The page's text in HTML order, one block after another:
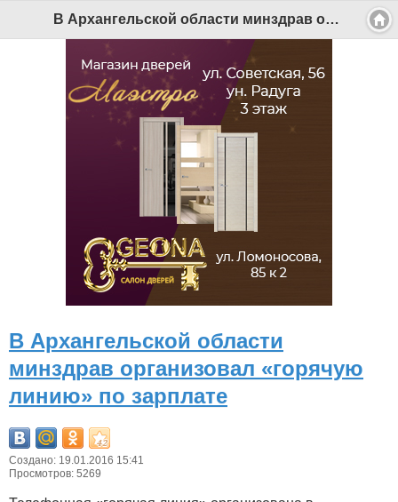
В Архангельской области минздрав организовал «горячую линию» по зарплате - Беломорканал Северодвинск tv29.ru
В Архангельской области
минздрав организовал «горячую
линию» по зарплате
Создано: 19.01.2016 15:41
Просмотров: 5269